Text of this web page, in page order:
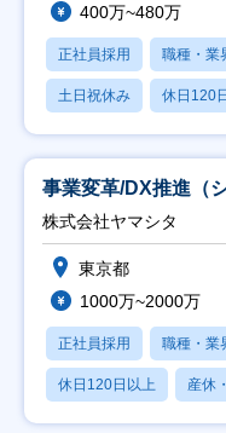
400万~480万
正社員採用 職種・業
土日祝休み 休日120
事業変革/DX推進（
株式会社ヤマシタ
東京都
1000万~2000万
正社員採用 職種・業
休日120日以上 産休